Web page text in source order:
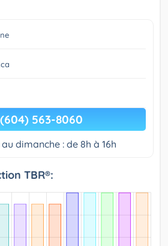
(604) 563-8060
dimanche : de 8h à 16h
TBR®: